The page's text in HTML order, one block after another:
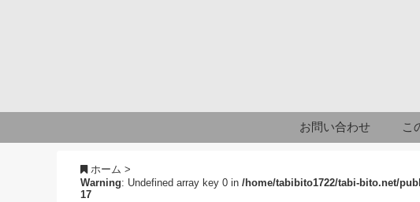
お問い合わせ こ
ホーム >
Warning: Undefined array key 0 in /home/tabibito1722/tabi-bito.net/
17